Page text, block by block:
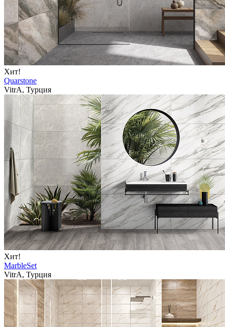
Хит!
Quarstone
VitrA, Турция
Хит!
MarbleSet
VitrA, Турция